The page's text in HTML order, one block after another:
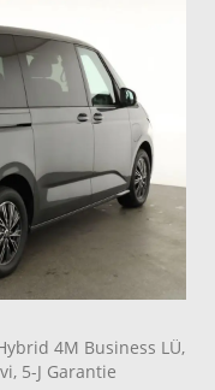
4M Business LÜ,
5-J Garantie